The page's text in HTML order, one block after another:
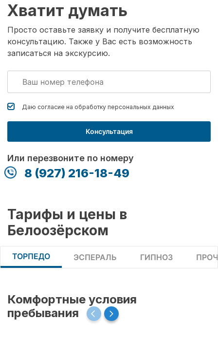
Хватит думать
Просто оставьте заявку и получите бесплатную
консультацию. Также у Вас есть возможность
записаться на экскурсию.
Даю согласие на обработку персональных данных
Консультация
Или перезвоните по номеру
8 (927) 216-18-49
Тарифы и цены в
Белоозёрском
ТОРПЕДО ЭСПЕРАЛЬ ГИПНОЗ
Комфортные условия
пребывания